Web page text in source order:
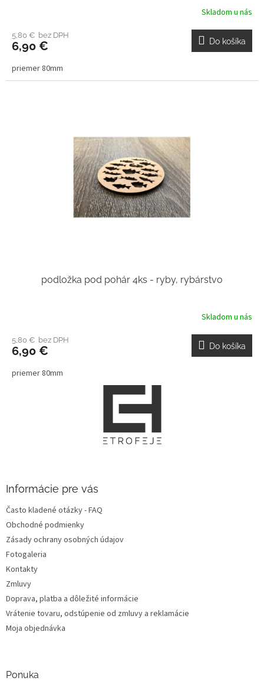
Skladom u nás
5,80 € bez DPH
6,90 € Do košíka
priemer 80mm
podložka pod pohár 4ks - ryby, rybárstvo
Skladom u nás
5,80 € bez DPH
6,90 € Do košíka
priemer 80mm
Informácie pre vás
Často kladené otázky - FAQ
Obchodné podmienky
Zásady ochrany osobných údajov
Fotogaleria
Kontakty
Zmluvy
Doprava, platba a dôležité informácie
Vrátenie tovaru, odstúpenie od zmluvy a reklamácie
Moja objednávka
Ponuka